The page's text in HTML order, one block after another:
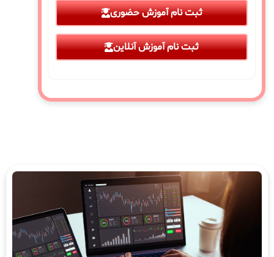
ثبت نام آموزش حضوری
ثبت نام آموزش آنلاین